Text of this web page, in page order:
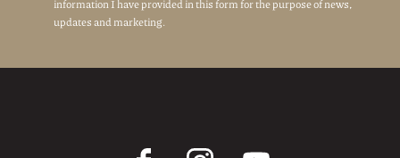
information I have provided in this form for the purpose of news,
updates and marketing.